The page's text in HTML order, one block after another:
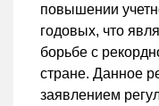
повышении
годовых, что
борьбе с
стране. Данное
заявлением